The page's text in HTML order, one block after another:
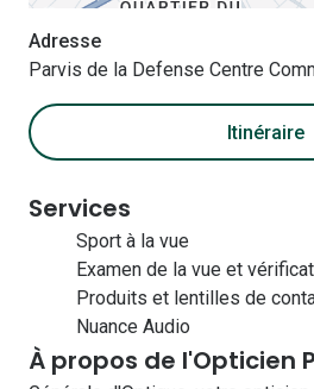
Adresse
Parvis de la Defense Centre
Itinéraire
Services
Sport à la vue
Examen de la vue et
Produits et lentilles de
Nuance Audio
À propos de l'Opticien